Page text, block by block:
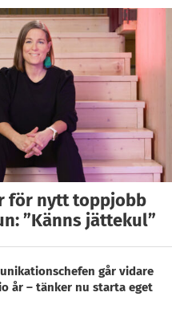
för nytt toppjobb
”Känns jättekul”
går vidare
år – tänker nu starta eget